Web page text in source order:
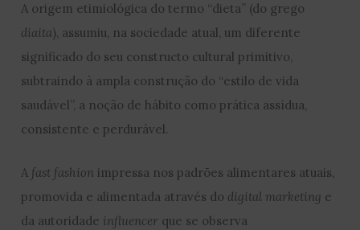
A origem etimiológica do termo “dieta” (do grego
diaita), assumiu, na sociedade atual, um diferente
significado do seu constructo cultural primitivo,
subtraindo à ampla construção do “estilo de vida
saudável”, a noção de hábito como prática assídua,
consistente e perdurável.
A fast fashion impressa nos padrões alimentares atuais,
promovida e alimentada através do digital marketing e
da autoridade influencer que se observa